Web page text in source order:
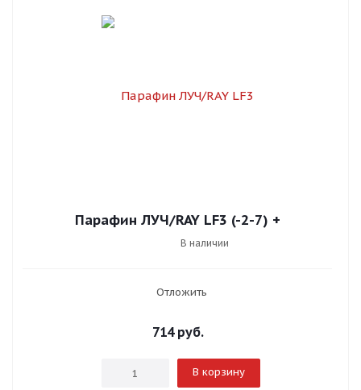
Парафин ЛУЧ/RAY LF3 (-2-7) +
В наличии
Отложить
714руб.
В корзину